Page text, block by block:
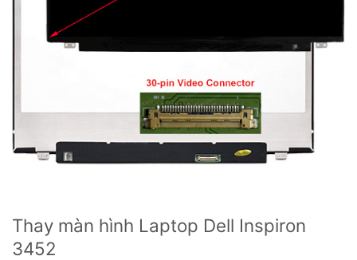
Thay màn hình Laptop Dell Inspiron
3452